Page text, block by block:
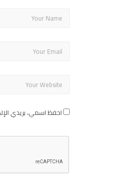
احفظ اسمي، بريدي